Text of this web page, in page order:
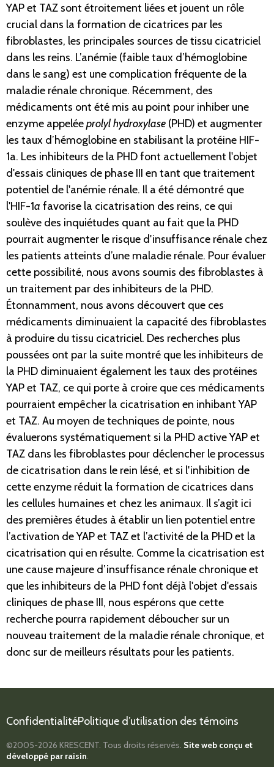
YAP et TAZ sont étroitement liées et jouent un rôle
crucial dans la formation de cicatrices par les
fibroblastes, les principales sources de tissu cicatriciel
dans les reins. L’anémie (faible taux d’hémoglobine
dans le sang) est une complication fréquente de la
maladie rénale chronique. Récemment, des
médicaments ont été mis au point pour inhiber une
enzyme appeléeprolyl hydroxylase (PHD) et augmenter
les taux d’hémoglobine en stabilisant la protéine HIF-
1a. Les inhibiteurs de la PHD font actuellement l'objet
d'essais cliniques de phase III en tant que traitement
potentiel de l'anémie rénale. Il a été démontré que
l'HIF-1a favorise la cicatrisation des reins, ce qui
soulève des inquiétudes quant au fait que la PHD
pourrait augmenter le risque d'insuffisance rénale chez
les patients atteints d’une maladie rénale. Pour évaluer
cette possibilité, nous avons soumis des fibroblastes à
un traitement par des inhibiteurs de la PHD.
Étonnamment, nous avons découvert que ces
médicaments diminuaient la capacité des fibroblastes
à produire du tissu cicatriciel. Des recherches plus
poussées ont par la suite montré que les inhibiteurs de
la PHD diminuaient également les taux des protéines
YAP et TAZ, ce qui porte à croire que ces médicaments
pourraient empêcher la cicatrisation en inhibant YAP
et TAZ. Au moyen de techniques de pointe, nous
évaluerons systématiquement si la PHD active YAP et
TAZ dans les fibroblastes pour déclencher le processus
de cicatrisation dans le rein lésé, et si l'inhibition de
cette enzyme réduit la formation de cicatrices dans
les cellules humaines et chez les animaux. Il s’agit ici
des premières études à établir un lien potentiel entre
l’activation de YAP et TAZ et l’activité de la PHD et la
cicatrisation qui en résulte. Comme la cicatrisation est
une cause majeure d’insuffisance rénale chronique et
que les inhibiteurs de la PHD font déjà l'objet d'essais
cliniques de phase III, nous espérons que cette
recherche pourra rapidement déboucher sur un
nouveau traitement de la maladie rénale chronique, et
donc sur de meilleurs résultats pour les patients.
ConfidentialitéPolitique d’utilisation des témoins
©2005-2026 KRESCENT. Tous droits réservés. Site web conçu et
développé par raisin.